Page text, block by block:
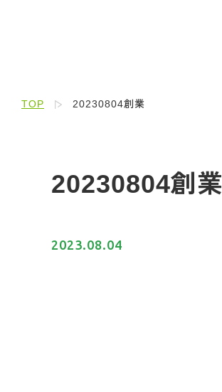
TOP 20230804創業
20230804創業
2023.08.04